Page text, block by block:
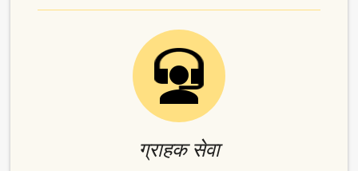
ग्राहक सेवा